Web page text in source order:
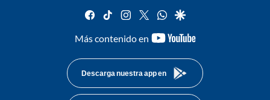
facebook
tiktok instagram
twitterwhatsapp
google
Más contenido en
youtube-
Descarga nuestra app en